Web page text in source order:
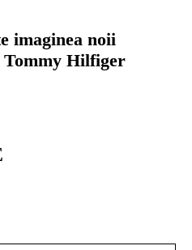
imaginea noii
Tommy Hilfiger